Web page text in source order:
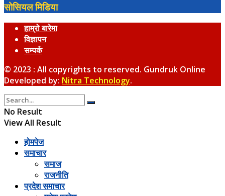
सोसियल मिडिया
हाम्रो बारेमा
विज्ञापन
सम्पर्क
© 2023 : All copyrights to reserved. Gundruk Online
Developed by: Nitra Technology.
No Result
View All Result
होमपेज
समाचार
समाज
राजनीति
प्रदेश समाचार